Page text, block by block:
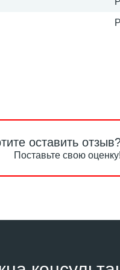
оставить
Поставьте свою оценку!